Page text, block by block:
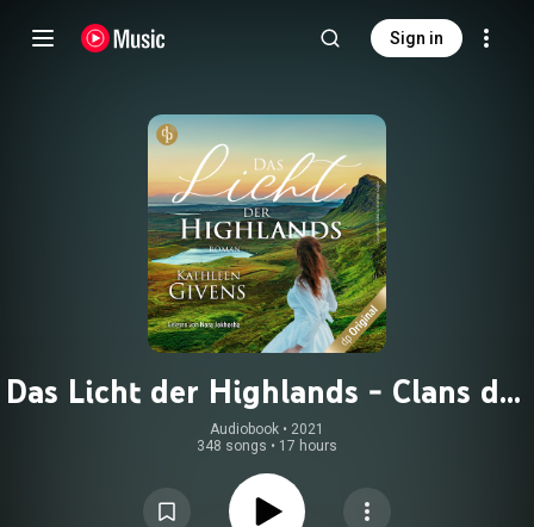
Sign in
Das Licht der Highlands - Clans der
Highlands-Reihe, Band 1
(Ungekürzt)
Audiobook • 2021
348 songs • 17 hours